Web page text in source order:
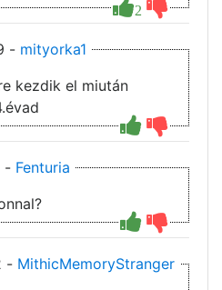
2
- mityorka1
kezdik el miután
- Fenturia
- MithicMemoryStranger